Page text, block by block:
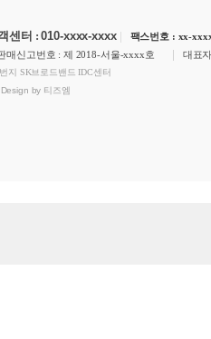
센터 :010-xxxx-xxxx |
팩스번호 : xx-
신고번호 : 제 2018-서울-xxxx호 | 대표
지 SK브로드밴드 IDC센터
by 티즈엠